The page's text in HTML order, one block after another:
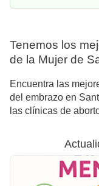
Tenemos los
de la Mujer de
Encuentra las
del embrazo en
las clínicas de